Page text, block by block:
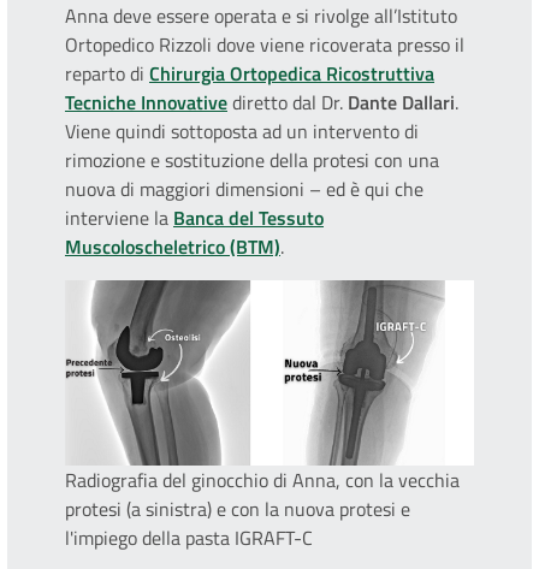
Anna deve essere operata e si rivolge all’Istituto
Ortopedico Rizzoli dove viene ricoverata presso il
reparto di Chirurgia Ortopedica Ricostruttiva
Tecniche Innovativediretto dal Dr. Dante Dallari.
Viene quindi sottoposta ad un intervento di
rimozione e sostituzione della protesi con una
nuova di maggiori dimensioni – ed è qui che
interviene la Banca del Tessuto
Muscoloscheletrico (BTM).
Radiografia del ginocchio di Anna, con la vecchia
protesi (a sinistra) e con la nuova protesi e
l'impiego della pasta IGRAFT-C